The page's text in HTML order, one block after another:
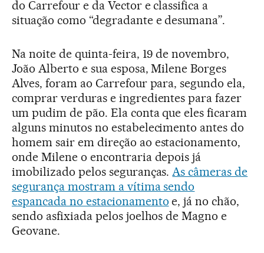
do Carrefour e da Vector e classifica a
situação como “degradante e desumana”.
Na noite de quinta-feira, 19 de novembro,
João Alberto e sua esposa, Milene Borges
Alves, foram ao Carrefour para, segundo ela,
comprar verduras e ingredientes para fazer
um pudim de pão. Ela conta que eles ficaram
alguns minutos no estabelecimento antes do
homem sair em direção ao estacionamento,
onde Milene o encontraria depois já
imobilizado pelos seguranças.As câmeras de
segurança mostram a vítima sendo
espancada no estacionamento e, já no chão,
sendo asfixiada pelos joelhos de Magno e
Geovane.